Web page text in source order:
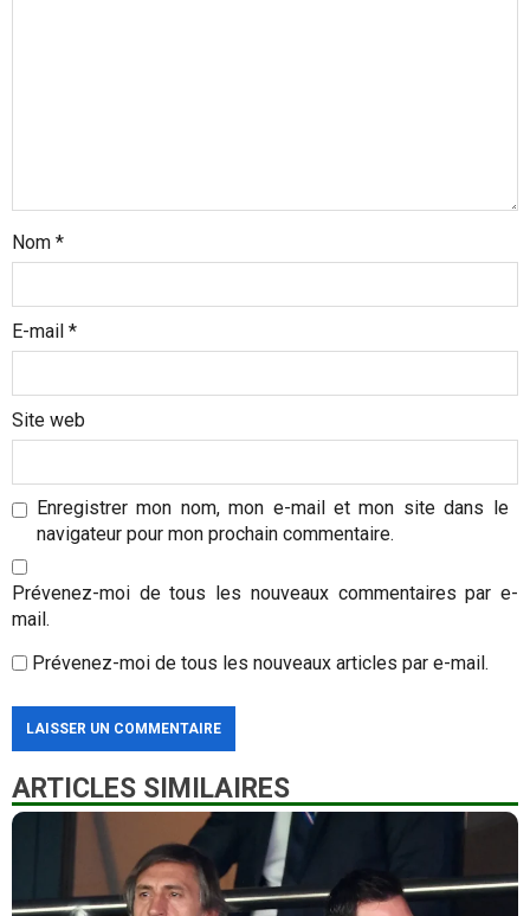
l
e
Nom *
E-mail *
Site web
Enregistrer mon nom, mon e-mail et mon site dans le
navigateur pour mon prochain commentaire.
Prévenez-moi de tous les nouveaux commentaires par e-
mail.
Prévenez-moi de tous les nouveaux articles par e-mail.
ARTICLES SIMILAIRES